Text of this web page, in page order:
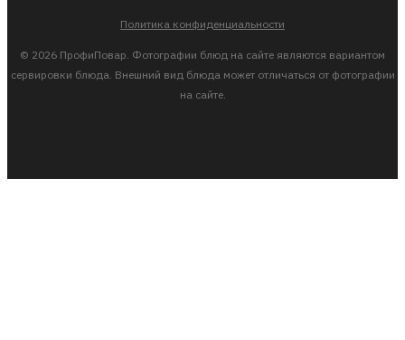
Политика конфиденциальности
© 2026 ПрофиПовар. Фотографии блюд на сайте являются вариантом
сервировки блюда. Внешний вид блюда может отличаться от фотографии
на сайте.